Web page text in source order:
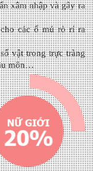
xâm nhập và gây ra
các ổ mủ rò rỉ ra
vật trong trực tràng
môn…